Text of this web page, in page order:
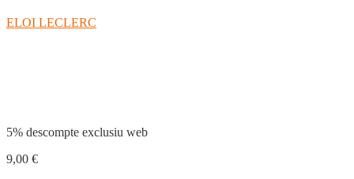
ELOI LECLERC
5% descompte exclusiu web
9,00 €